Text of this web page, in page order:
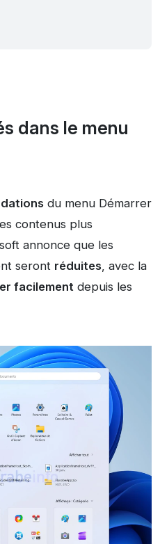
dans le menu
du menu Démarrer
contenus plus
annonce que les
seront réduites, avec la
facilement depuis les